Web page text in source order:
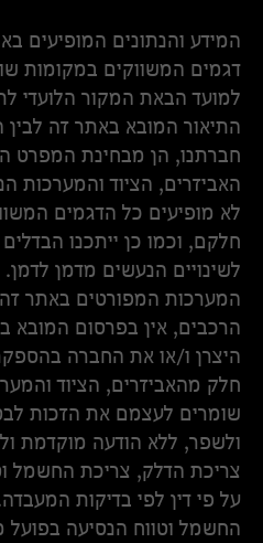
המידע והנתונים המופיעים
דגמים המשווקים במקומות
למועד הבאת המקור הלועדי
התיאור המובא באתר זה לבין
חברתנו, הן מבחינת המפרט
האביזרים, הציוד והמערכות
לא מופיעים כל הדגמים
חלקם, וכמו כן ייתכנו
לשינויים הנעשים מדמן
המערכות המפורטים באתר
הרכבים, אין בפרסום המובא
היצרן ו/או את החברה
חלק מהאביזרים, הציוד
שומרים לעצמם את הזכות
ולשפר, ללא הודעה מוקדמת
צריכת הדלק, צריכת החשמל
על פי דין לפי בדיקות
החשמל וטווח הנסיעה בפועל